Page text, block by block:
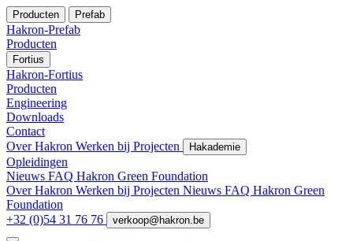
Producten Prefab
Hakron-Prefab
Producten
Fortius
Hakron-Fortius
Producten
Engineering
Downloads
Contact
Over Hakron Werken bij Projecten Hakademie
Opleidingen
Nieuws FAQ Hakron Green Foundation
Over Hakron Werken bij Projecten Nieuws FAQ Hakron Green
Foundation
+32 (0)54 31 76 76
verkoop@hakron.be